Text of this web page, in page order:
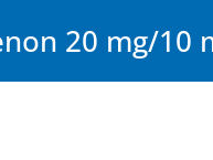
20 mg/10